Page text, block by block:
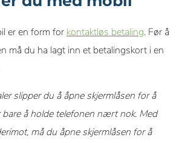
er en form for kontaktløs betaling. Før å
må du ha lagt inn et betalingskort i en
slipper du å åpne skjermlåsen for å
bare å holde telefonen nært nok. Med
må du åpne skjermlåsen for å